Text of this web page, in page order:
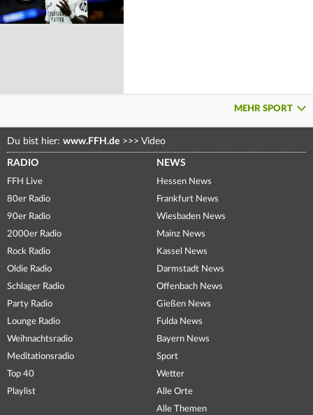
MEHR SPORT
Du bist hier: www.FFH.de >>> Video
RADIO
FFH Live
80er Radio
90er Radio
2000er Radio
Rock Radio
Oldie Radio
Schlager Radio
Party Radio
Lounge Radio
Weihnachtsradio
Meditationsradio
Top 40
Playlist
NEWS
Hessen News
Frankfurt News
Wiesbaden News
Mainz News
Kassel News
Darmstadt News
Offenbach News
Gießen News
Fulda News
Bayern News
Sport
Wetter
Alle Orte
Alle Themen